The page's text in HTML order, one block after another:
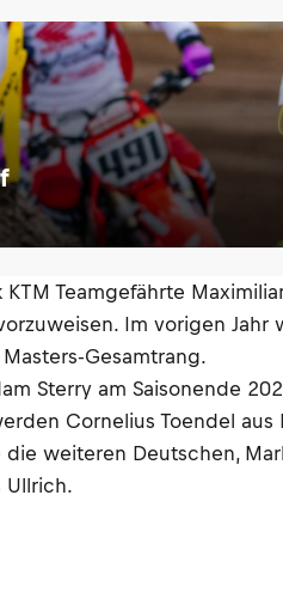
Teamgefährte
Im vorigen
Gesamtrang.
Sterry am Saisonende
Cornelius Toendel aus
die weiteren Deutschen,
Ullrich.